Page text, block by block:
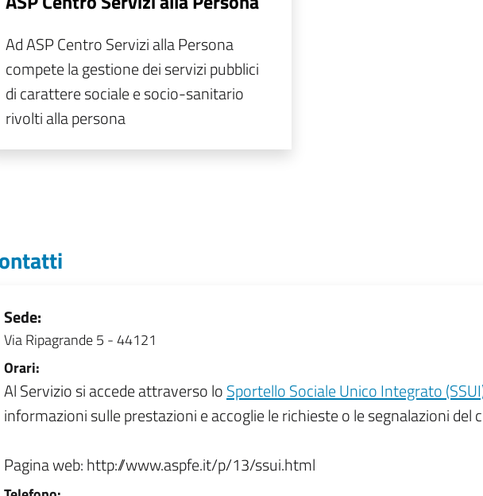
Ad ASP Centro Servizi alla Persona
compete la gestione dei servizi pubblici
di carattere sociale e socio-sanitario
rivolti alla persona
Sede:
Via Ripagrande 5 - 44121
Orari:
Al Servizio si accede attraverso loSportello Sociale Unico Integrato
informazioni sulle prestazioni e accoglie le richieste o le segnalazioni del
Pagina web: http://www.aspfe.it/p/13/ssui.html